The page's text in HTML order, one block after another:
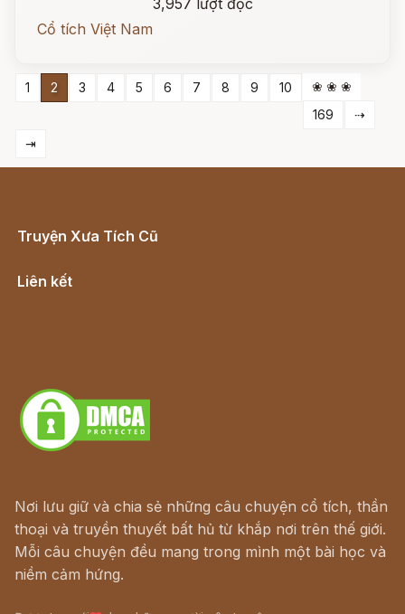
3,957 lượt đọc
Cổ tích Việt Nam
1 2 3 4 5 6 7 8 9 10
❀ ❀ ❀
169
⇢
⇥
Truyện Xưa Tích Cũ
Liên kết
Nơi lưu giữ và chia sẻ những câu chuyện cổ tích, thần
thoại và truyền thuyết bất hủ từ khắp nơi trên thế giới.
Mỗi câu chuyện đều mang trong mình một bài học và
niềm cảm hứng.